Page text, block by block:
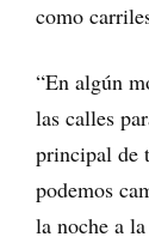
como
“En algún
las calles
principal de
podemos
la noche a